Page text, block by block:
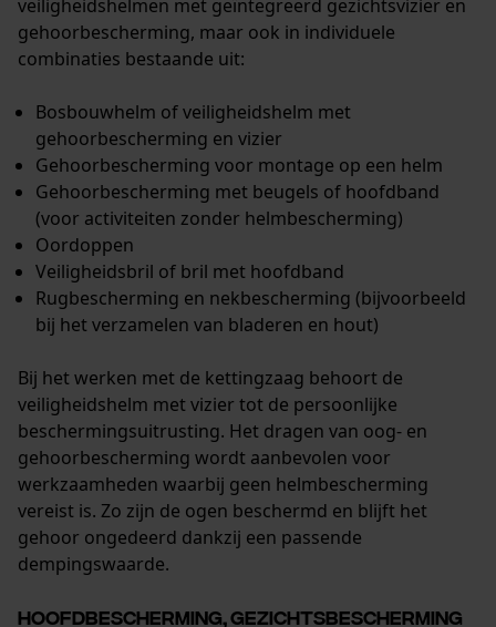
veiligheidshelmen met geïntegreerd gezichtsvizier en
gehoorbescherming, maar ook in individuele
combinaties bestaande uit:
Bosbouwhelm of veiligheidshelm met
gehoorbescherming en vizier
Gehoorbescherming voor montage op een helm
Gehoorbescherming met beugels of hoofdband
(voor activiteiten zonder helmbescherming)
Oordoppen
Veiligheidsbril of bril met hoofdband
Rugbescherming en nekbescherming (bijvoorbeeld
bij het verzamelen van bladeren en hout)
Bij het werken met de kettingzaag behoort de
veiligheidshelm met vizier tot de persoonlijke
beschermingsuitrusting. Het dragen van oog- en
gehoorbescherming wordt aanbevolen voor
werkzaamheden waarbij geen helmbescherming
vereist is. Zo zijn de ogen beschermd en blijft het
gehoor ongedeerd dankzij een passende
dempingswaarde.
Hoofdbescherming, gezichtsbescherming
Econda Analytics
Mouseflow Web Analytics Tool
Fact-Finder Tracking
Prestatie en functionele
Cookies
Loop54 Personalization
Gepersonaliseerde homepage
Opgeslagen winkelwagen
Persoonlijke begroeting
Geo-IP en gebruikersdetectie